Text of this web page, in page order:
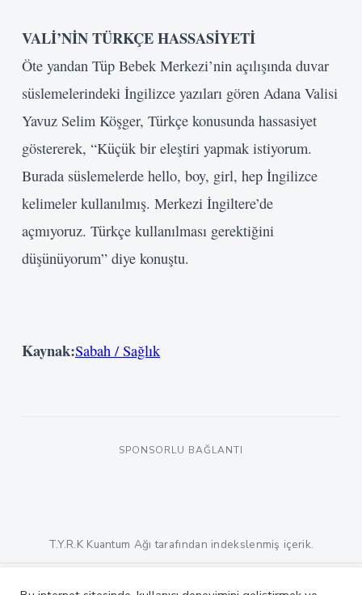
VALİ’NİN TÜRKÇE HASSASİYETİ
Öte yandan Tüp Bebek Merkezi’nin açılışında duvar
süslemelerindeki İngilizce yazıları gören Adana Valisi
Yavuz Selim Köşger, Türkçe konusunda hassasiyet
göstererek, “Küçük bir eleştiri yapmak istiyorum.
Burada süslemelerde hello, boy, girl, hep İngilizce
kelimeler kullanılmış. Merkezi İngiltere’de
açmıyoruz. Türkçe kullanılması gerektiğini
düşünüyorum” diye konuştu.
Kaynak:Sabah / Sağlık
SPONSORLU BAĞLANTI
T.Y.R.K Kuantum Ağı tarafından indekslenmiş içerik.